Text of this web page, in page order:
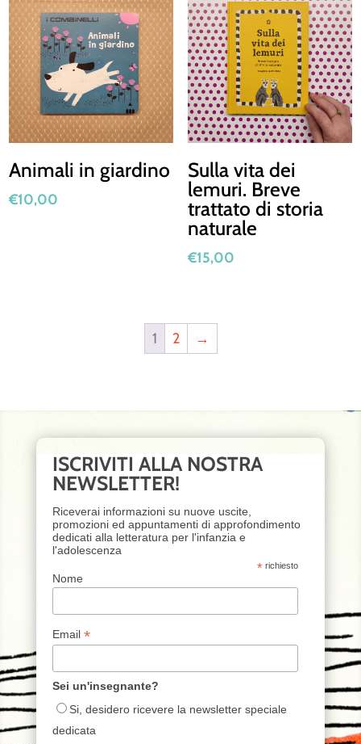
Animali in giardino
€10,00
Sulla vita dei
lemuri. Breve
trattato di storia
naturale
€15,00
1 2 →
ISCRIVITI ALLA NOSTRA
NEWSLETTER!
Riceverai informazioni su nuove uscite,
promozioni ed appuntamenti di approfondimento
dedicati alla letteratura per l'infanzia e
l'adolescenza
* richiesto
Nome
Email *
Sei un'insegnante?
Si, desidero ricevere la newsletter speciale
dedicata